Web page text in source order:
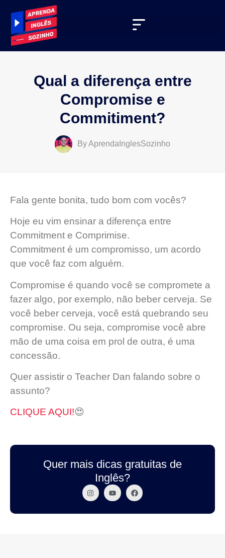
Qual a diferença entre
Compromise e
Commitiment?
ByAprendaInglesSozinho
Fala gente bonita, tudo bom com vocês?
Hoje eu vim ensinar a diferença entre
Commitment e Comprimise.
Commitment é um compromisso, um acordo
que você faz com alguém.
Compromise é quando você se compromete a
fazer algo, por exemplo, não beber cerveja. Se
você beber cerveja, você está quebrando seu
compromise. Ou seja, compromise você abre
mão de uma coisa em prol de outra, é uma
concessão.
Quer assistir o Teacher Dan falando sobre o
assunto?
CLIQUE AQUI!😍
Quer mais dicas gratuitas de
Inglês?